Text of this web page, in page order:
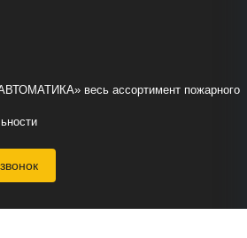
весь ассортимент пожарного